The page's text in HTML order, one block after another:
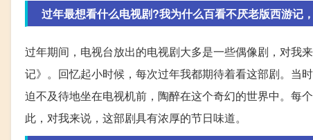
过年最想看什么电视剧?我为什么百看不厌老版西游记
过年期间，电视台放出的电视剧大多是一些偶像剧，对我
记》。回忆起小时候，每次过年我都期待着看这部剧。当
迫不及待地坐在电视机前，陶醉在这个奇幻的世界中。每
此，对我来说，这部剧具有浓厚的节日味道。